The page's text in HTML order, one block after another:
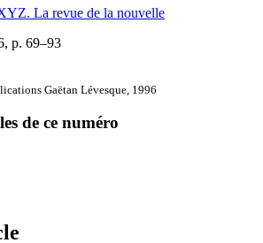
La revue de la nouvelle
, p. 69–93
Gaëtan Lévesque, 1996
de ce numéro